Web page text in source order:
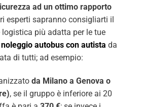
ad un ottimo rapporto
esperti sapranno consigliarti il
più adatta per le tue
noleggio autobus con autista da
di tutti; ad esempio:
da Milano a Genova o
, se il gruppo è inferiore ai 20